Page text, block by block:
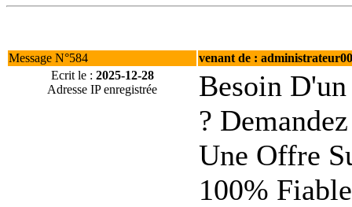
Message N°584
venant de :
Ecrit le : 2025-12-28
Adresse IP enregistrée
Besoin
?
Une Offre
100%